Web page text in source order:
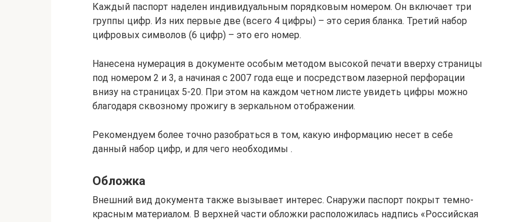
Каждый паспорт наделен индивидуальным порядковым номером. Он включает три
группы цифр. Из них первые две (всего 4 цифры) – это серия бланка. Третий набор
цифровых символов (6 цифр) – это его номер.
Нанесена нумерация в документе особым методом высокой печати вверху страницы
под номером 2 и 3, а начиная с 2007 года еще и посредством лазерной перфорации
внизу на страницах 5-20. При этом на каждом четном листе увидеть цифры можно
благодаря сквозному прожигу в зеркальном отображении.
Рекомендуем более точно разобраться в том, какую информацию несет в себе
данный набор цифр, и для чего необходимы .
Обложка
Внешний вид документа также вызывает интерес. Снаружи паспорт покрыт темно-
красным материалом. В верхней части обложки расположилась надпись «Российская